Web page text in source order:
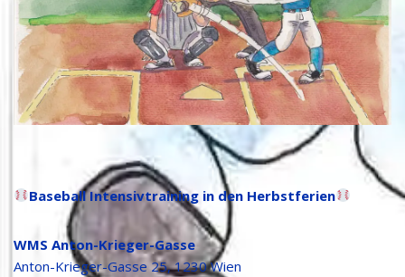
Baseball Intensivtraining in den Herbstferien
WMS Anton-Krieger-Gasse
Anton-Krieger-Gasse 25, 1230 Wien